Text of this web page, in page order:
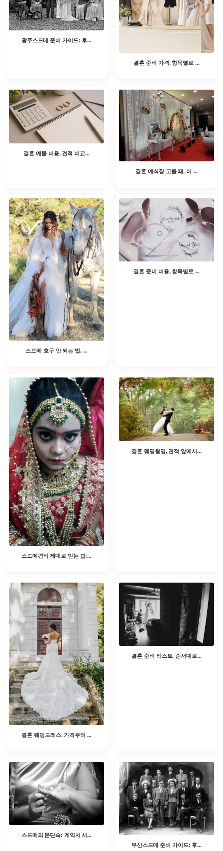
광주스드메 준비 가이드: 후...
결혼 준비 가격, 항목별로 ...
결혼 예물 비용, 견적 비교...
결혼 예식장 고를 때, 이 ...
스드메 호구 안 되는 법, ...
결혼 준비 비용, 항목별로 ...
스드메견적 제대로 받는 법:...
결혼 웨딩촬영, 견적 앞에서...
결혼 웨딩드레스, 가격부터 ...
결혼 준비 리스트, 순서대로...
스드메의 문단속: 계약서 서...
부산스드메 준비 가이드: 후...